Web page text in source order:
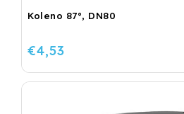
Koleno 87°, DN80
€4,53